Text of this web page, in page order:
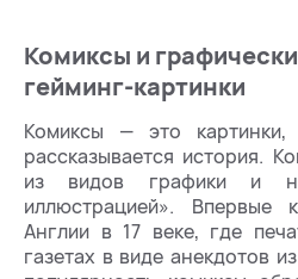
Комиксы и
гейминг-картинки
Комиксы — это
рассказывается история.
из видов графики и
иллюстрацией». Впервые
Англии в 17 веке, где
газетах в виде анекдотов